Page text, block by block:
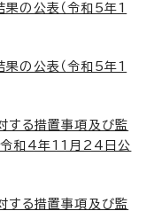
の公表（令和5年1
の公表（令和5年1
する措置事項及び監
令和4年11月24日公
する措置事項及び監